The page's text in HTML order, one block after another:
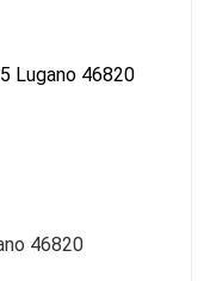
46820